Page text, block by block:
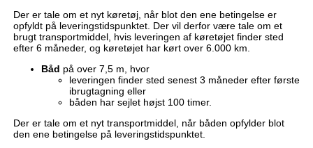
Der er tale om et nyt køretøj, når blot den ene betingelse er
opfyldt på leveringstidspunktet. Der vil derfor være tale om et
brugt transportmiddel, hvis leveringen af køretøjet finder sted
efter 6 måneder, og køretøjet har kørt over 6.000 km.
Båd på over 7,5 m, hvor
leveringen finder sted senest 3 måneder efter første
ibrugtagning eller
båden har sejlet højst 100 timer.
Der er tale om et nyt transportmiddel, når båden opfylder blot
den ene betingelse på leveringstidspunktet.